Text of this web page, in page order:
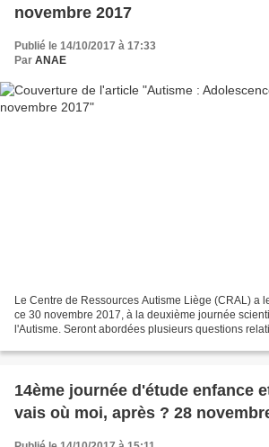
novembre 2017
Publié le 14/10/2017 à 17:33
Par ANAE
Le Centre de Ressources Autisme Liège (CRAL) a
ce 30 novembre 2017, à la deuxième journée
l'Autisme. Seront abordées plusieurs questions
14ème journée d'étude enfance
vais où moi, après ? 28